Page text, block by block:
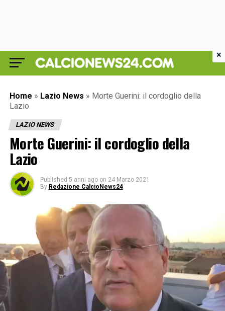
Home » Lazio News » Morte Guerini: il cordoglio della
Lazio
LAZIO NEWS
Morte Guerini: il cordoglio della
Lazio
Published 5 anni ago on 24 Marzo 2021
By Redazione CalcioNews24
×